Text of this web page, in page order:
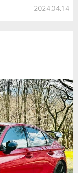
2024.04.14